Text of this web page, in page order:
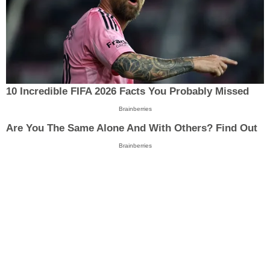
10 Incredible FIFA 2026 Facts You Probably Missed
Brainberries
Are You The Same Alone And With Others? Find Out
Brainberries